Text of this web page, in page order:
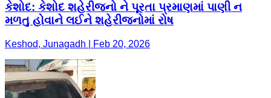
કેશોદ: કેશોદ શહેરીજનો ને પૂરતા પ્રમાણમાં પાણી ન
મળતુ હોવાને લઈને શહેરીજનોમાં રોષ
Keshod, Junagadh | Feb 20, 2026